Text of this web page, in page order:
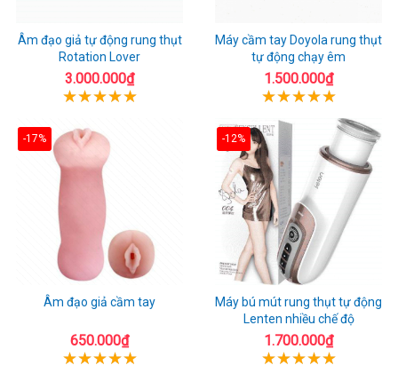
Âm đạo giả tự động rung thụt
Rotation Lover
3.000.000₫
Máy cầm tay Doyola rung thụt
tự động chạy êm
1.500.000₫
-17%
Âm đạo giả cầm tay
650.000₫
-12%
Máy bú mút rung thụt tự động
Lenten nhiều chế độ
1.700.000₫